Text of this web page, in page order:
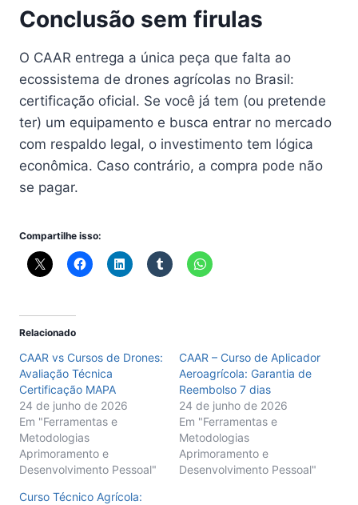
Conclusão sem firulas
O CAAR entrega a única peça que falta ao
ecossistema de drones agrícolas no Brasil:
certificação oficial. Se você já tem (ou pretende
ter) um equipamento e busca entrar no mercado
com respaldo legal, o investimento tem lógica
econômica. Caso contrário, a compra pode não
se pagar.
Compartilhe isso:
Relacionado
CAAR vs Cursos de Drones:
Avaliação Técnica
Certificação MAPA
24 de junho de 2026
Em "Ferramentas e
Metodologias
Aprimoramento e
Desenvolvimento Pessoal"
CAAR – Curso de Aplicador
Aeroagrícola: Garantia de
Reembolso 7 dias
24 de junho de 2026
Em "Ferramentas e
Metodologias
Aprimoramento e
Desenvolvimento Pessoal"
Curso Técnico Agrícola: